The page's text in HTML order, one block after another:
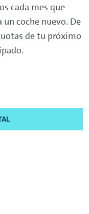
cada mes que
coche nuevo. De
de tu próximo